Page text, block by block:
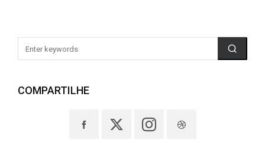
COMPARTILHE